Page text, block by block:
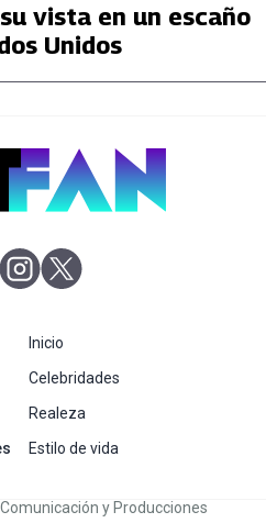
vista en un escaño
Unidos
abre en nueva pestaña
abre en nueva pestaña
nueva pestaña
en nueva pestaña
en nueva pestaña
abre en nueva pestaña
Inicio
Celebridades
Realeza
Estilo de vida
y Producciones